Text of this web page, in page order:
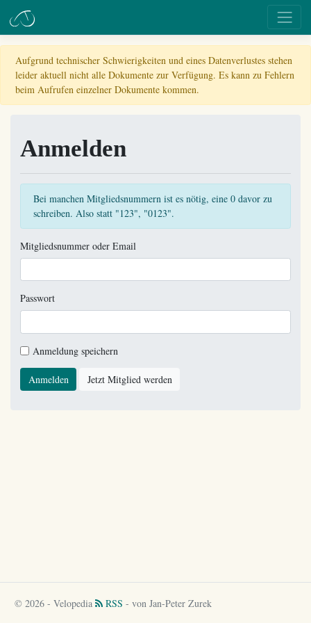
Aufgrund technischer Schwierigkeiten und eines Datenverlustes stehen
leider aktuell nicht alle Dokumente zur Verfügung. Es kann zu Fehlern
beim Aufrufen einzelner Dokumente kommen.
Anmelden
Bei manchen Mitgliedsnummern ist es nötig, eine 0 davor zu
schreiben. Also statt "123", "0123".
Mitgliedsnummer oder Email
Passwort
Anmeldung speichern
Anmelden Jetzt Mitglied werden
© 2026 - Velopedia RSS - von Jan-Peter Zurek